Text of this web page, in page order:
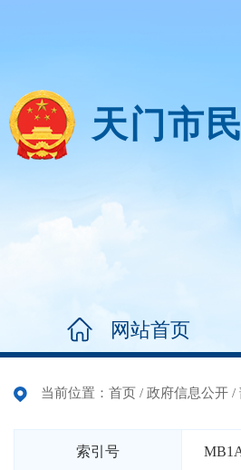
天门市
网站首页
当前位置： 首页 / 政府信息公开 /
索引号